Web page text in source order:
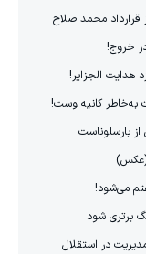
قرارداد محمد صلاح
در خروج!
هدایت الجزایر!
بارسلوناست
(عکس)
می‌شود!
برتری شود
در استقلال